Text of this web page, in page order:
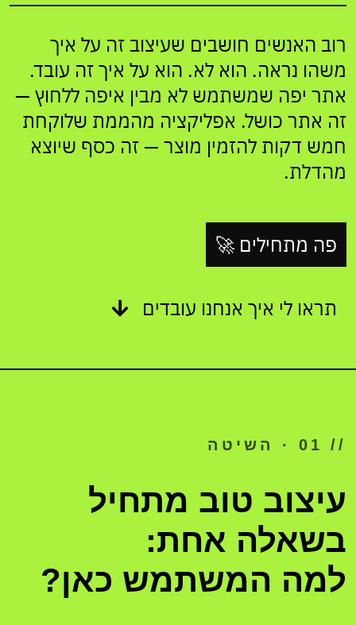
רוב האנשים חושבים שעיצוב זה על איך
משהו נראה. הוא לא. הוא על איך זה עובד.
אתר יפה שמשתמש לא מבין איפה ללחוץ —
זה אתר כושל. אפליקציה מהממת שלוקחת
חמש דקות להזמין מוצר — זה כסף שיוצא
מהדלת.
פה מתחילים 🚀
תראו לי איך אנחנו עובדים
design.fig
COLORS
02
// 01 · השיטה
עיצוב טוב מתחיל
בשאלה אחת:
למה המשתמש כאן?